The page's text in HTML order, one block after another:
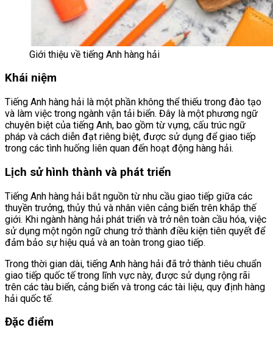
Giới thiệu về tiếng Anh hàng hải
Khái niệm
Tiếng Anh hàng hải là một phần không thể thiếu trong đào tạo
và làm việc trong ngành vận tải biển. Đây là một phương ngữ
chuyên biệt của tiếng Anh, bao gồm từ vựng, cấu trúc ngữ
pháp và cách diễn đạt riêng biệt, được sử dụng để giao tiếp
trong các tình huống liên quan đến hoạt động hàng hải.
Lịch sử hình thành và phát triển
Tiếng Anh hàng hải bắt nguồn từ nhu cầu giao tiếp giữa các
thuyền trưởng, thủy thủ và nhân viên cảng biển trên khắp thế
giới. Khi ngành hàng hải phát triển và trở nên toàn cầu hóa, việc
sử dụng một ngôn ngữ chung trở thành điều kiện tiên quyết để
đảm bảo sự hiệu quả và an toàn trong giao tiếp.
Trong thời gian dài, tiếng Anh hàng hải đã trở thành tiêu chuẩn
giao tiếp quốc tế trong lĩnh vực này, được sử dụng rộng rãi
trên các tàu biển, cảng biển và trong các tài liệu, quy định hàng
hải quốc tế.
Đặc điểm